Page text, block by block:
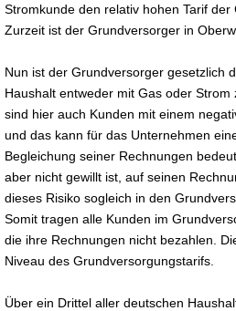
Stromkunde den relativ hohen Tarif der
Zurzeit ist der Grundversorger in
Nun ist der Grundversorger gesetzlich
Haushalt entweder mit Gas oder
sind hier auch Kunden mit einem
und das kann für das Unternehmen
Begleichung seiner Rechnungen
aber nicht gewillt ist, auf seinen
dieses Risiko sogleich in den
Somit tragen alle Kunden im
die ihre Rechnungen nicht bezahlen.
Niveau des Grundversorgungstarifs.
Über ein Drittel aller deutschen